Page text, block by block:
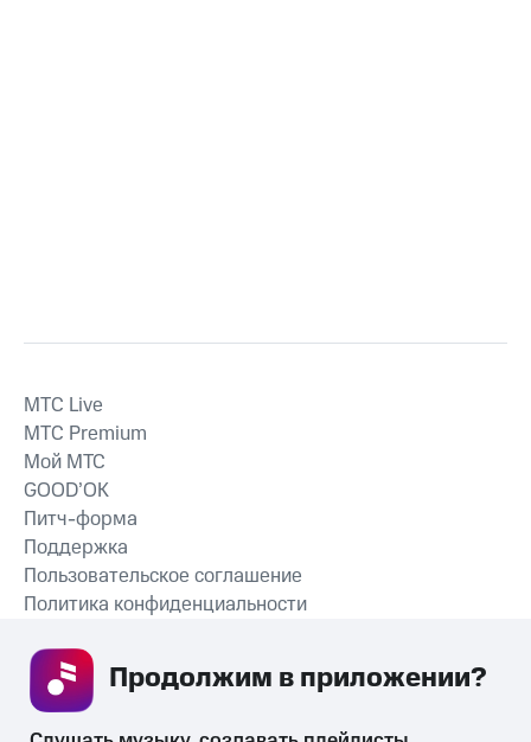
СКАЧАТЬ ПРИЛОЖЕНИЕ
MTС Live
MTС Premium
Мой МТС
GOOD’OK
Питч-форма
Поддержка
Пользовательское соглашение
Политика конфиденциальности